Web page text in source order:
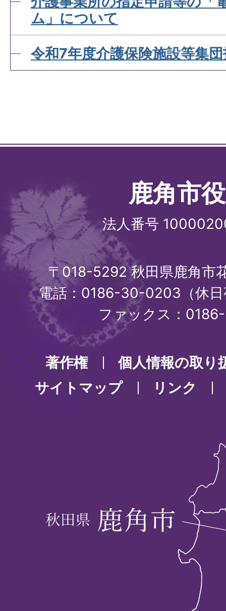
ム」について
令和7年度介護保険施設等集
鹿角市
法人番号
〒018-5292 秋田県鹿角市
電話：0186-30-0203（休
ファックス：
著作権
個人情報の取り
サイトマップ
リンク